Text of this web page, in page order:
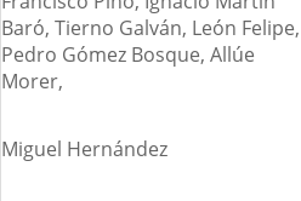
Baró, Tierno Galván, León Felipe,
Pedro Gómez Bosque, Allúe
Morer,
Miguel Hernández